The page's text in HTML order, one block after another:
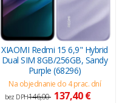
XIAOMI Redmi 15 6,9" Hybrid
Dual SIM 8GB/256GB, Sandy
Purple (68296)
Na objednanie do 4 prac. dní
bez DPH146,00 137,40 €